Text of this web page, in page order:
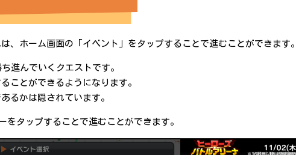
、ホーム画面の「イベント」をタップすることで進むことができます。
進んでいくクエストです。
ことができるようになります。
るかは隠されています。
をタップすることで進むことができます。